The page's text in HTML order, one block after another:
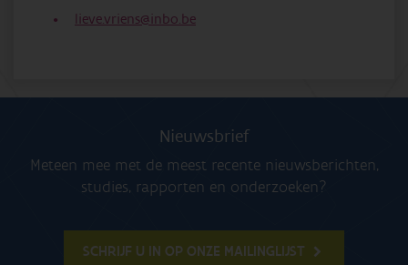
lieve.vriens@inbo.be
Nieuwsbrief
Meteen mee met de meest recente nieuwsberichten,
studies, rapporten en onderzoeken?
SCHRIJF U IN OP ONZE MAILINGLIJST